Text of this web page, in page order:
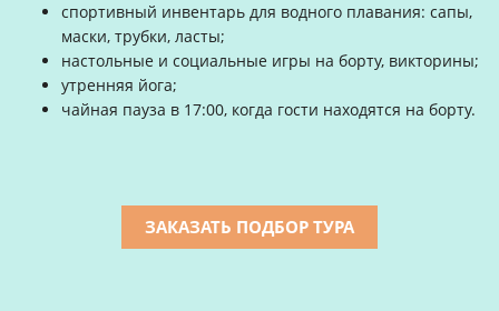
спортивный инвентарь для водного плавания: сапы,
маски, трубки, ласты;
настольные и социальные игры на борту, викторины;
утренняя йога;
чайная пауза в 17:00, когда гости находятся на борту.
ЗАКАЗАТЬ ПОДБОР ТУРА